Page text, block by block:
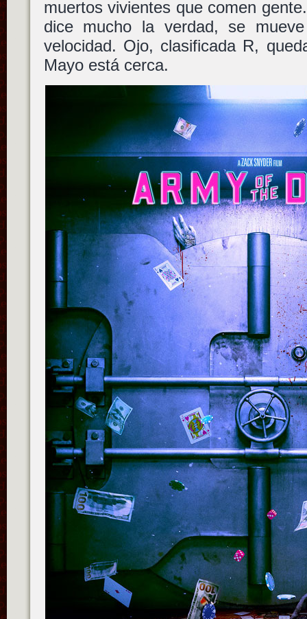
muertos vivientes que comen
dice mucho la verdad, se
velocidad. Ojo, clasificada R,
Mayo está cerca.